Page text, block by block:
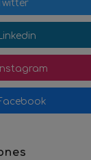
Linkedin
Instagram